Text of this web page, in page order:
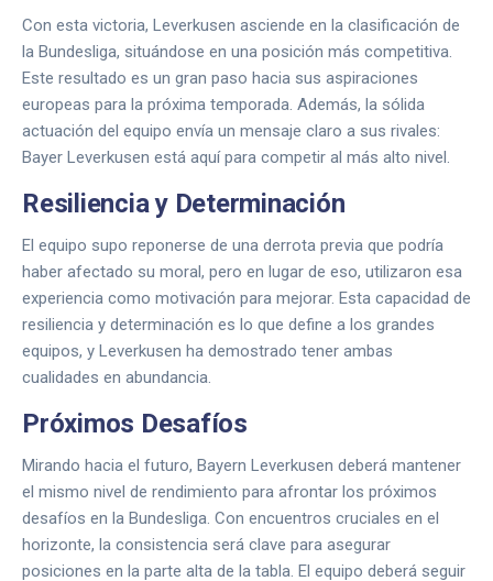
Con esta victoria, Leverkusen asciende en la clasificación de
la Bundesliga, situándose en una posición más competitiva.
Este resultado es un gran paso hacia sus aspiraciones
europeas para la próxima temporada. Además, la sólida
actuación del equipo envía un mensaje claro a sus rivales:
Bayer Leverkusen está aquí para competir al más alto nivel.
Resiliencia y Determinación
El equipo supo reponerse de una derrota previa que podría
haber afectado su moral, pero en lugar de eso, utilizaron esa
experiencia como motivación para mejorar. Esta capacidad de
resiliencia y determinación es lo que define a los grandes
equipos, y Leverkusen ha demostrado tener ambas
cualidades en abundancia.
Próximos Desafíos
Mirando hacia el futuro, Bayern Leverkusen deberá mantener
el mismo nivel de rendimiento para afrontar los próximos
desafíos en la Bundesliga. Con encuentros cruciales en el
horizonte, la consistencia será clave para asegurar
posiciones en la parte alta de la tabla. El equipo deberá seguir